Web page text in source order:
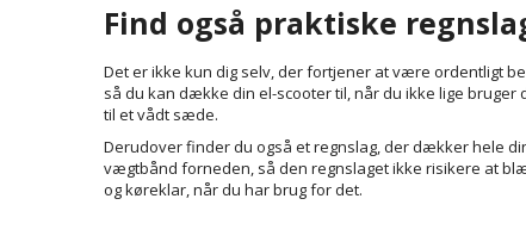
Find også praktiske
Det er ikke kun dig selv, der fortjener at være ordentligt
så du kan dække din el-scooter til, når du ikke lige
til et vådt sæde.
Derudover finder du også et regnslag, der dækker hele
vægtbånd forneden, så den regnslaget ikke risikere at
og køreklar, når du har brug for det.